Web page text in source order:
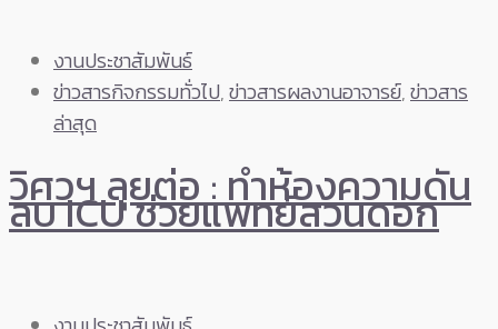
งานประชาสัมพันธ์
ข่าวสารกิจกรรมทั่วไป,ข่าวสารผลงานอาจารย์,ข่าวสาร
ล่าสุด
วิศวฯ ลุยต่อ : ทำห้องความดัน
ลบ ICU ช่วยแพทย์สวนดอก